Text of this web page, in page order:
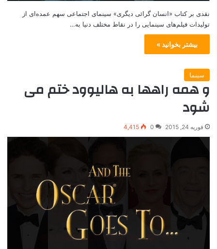
نقدی بر کتاب «انسان گرائی دیگری» سینمای اجتماعی سهم عمده‌ای از
تولیدات فیلم‌های سینمایی را در نقاط مختلف دنیا به…
بیشتر بخوانید »
سینما
و همه راهها به هالیوود ختم می
شود
فوریه 24, 2015 0
4,415